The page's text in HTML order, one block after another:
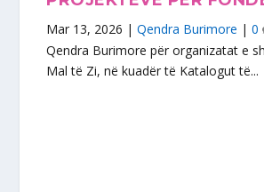
Mar 13, 2026 |Qendra Burimore |0
Qendra Burimore për organizatat e
Mal të Zi, në kuadër të Katalogut të...